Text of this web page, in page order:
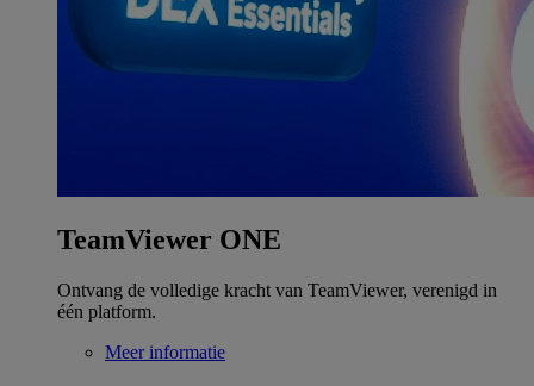
TeamViewer ONE
Ontvang de volledige kracht van TeamViewer, verenigd in
één platform.
Meer informatie